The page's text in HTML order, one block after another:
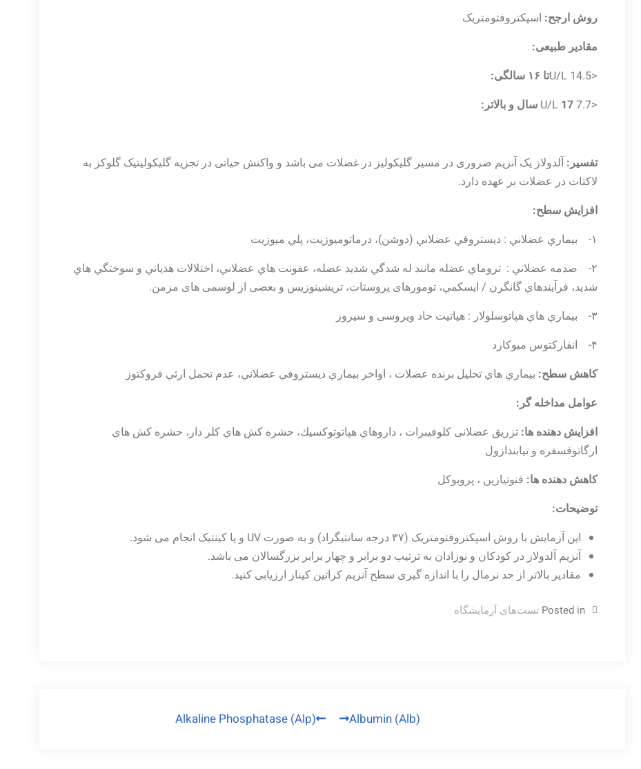
روش ارجح: اسپکتروفتومتریک
مقادیر طبیعی:
<14.5 U/L
تا ۱۶ سالگی:
<7.7 U/L
17 سال و بالاتر:
تفسیر: آلدولاز یک آنزیم ضروری در مسیر گلیکولیز در غضلات می باشد و واکنش حیاتی در تجزیه گلیکولیتیک گلوکز به
لاکتات در عضلات بر عهده دارد.
افزایش سطح:
۱- بيماري عضلاني : ديستروفي عضلاني (دوشن)، درماتوميوزيت، پلي ميوزيت
۲- صدمه عضلاني‌ : تروماي عضله مانند له شدگي شديد عضله، عفونت هاي عضلاني، اختلالات هذياني و سوختگي هاي
شديد، فرآيندهاي گانگرن / ایسكمي، تومورهای پروستات، تریشینوزیس و بعضی از لوسمی های مزمن.
۳- بيماري هاي هپاتوسلولار : هپاتيت حاد ویروسی و سيروز
۴- انفاركتوس ميوكارد
کاهش سطح: بيماري هاي تحليل برنده عضلات ، اواخر بيماري ديستروفي عضلاني، عدم تحمل ارثي فروكتوز
عوامل مداخله گر:
افزایش دهنده ها: تزريق عضلانی کلوفیبرات ، داروهاي هپاتوتوكسيك، حشره كش هاي كلر دار، حشره كش هاي
ارگاتوفسفره و تیابندازول
کاهش دهنده ها: فنوتيازين ، پروبوکل
توضیحات:
این آزمایش با روش اسپکتروفتومتریک (۳۷ درجه سانتیگراد) و به صورت UV و یا کینتیک انجام می شود.
آنزیم آلدولاز در کودکان و نوزادان به ترتیب دو برابر و چهار برابر بزرگسالان می باشد.
مقادیر بالاتر از حد نرمال را با اندازه گیری سطح آنزیم کراتین کیناز ارزیابی کنید.
Posted in تست‌های آزمایشگاه
Alkaline Phosphatase (Alp) Albumin (Alb)